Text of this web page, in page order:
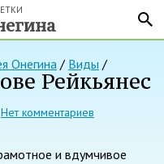
Онегина/ Виды /
Рейкьянес
Нет комментариев
и вдумчивое